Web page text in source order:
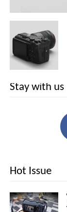
Stay with us
Hot Issue